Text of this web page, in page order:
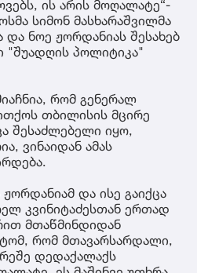
დედაქალაქს
ის არის მოღალატე“-
სიმონ მასხარაშვილმა
და ნოე ჟორდანიას შესახებ
"შუადღის პოლიტიკა"